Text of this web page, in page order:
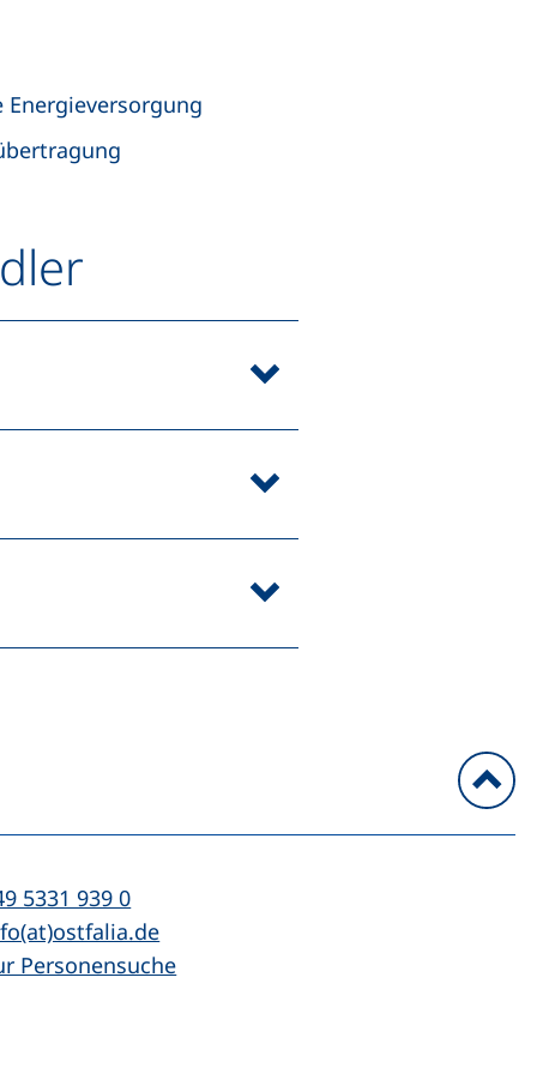
5331 939 0(startet einen Telefonanruf, wenn Ihr
(öffnet Ihr E-Mail-Programm)
Personensuche